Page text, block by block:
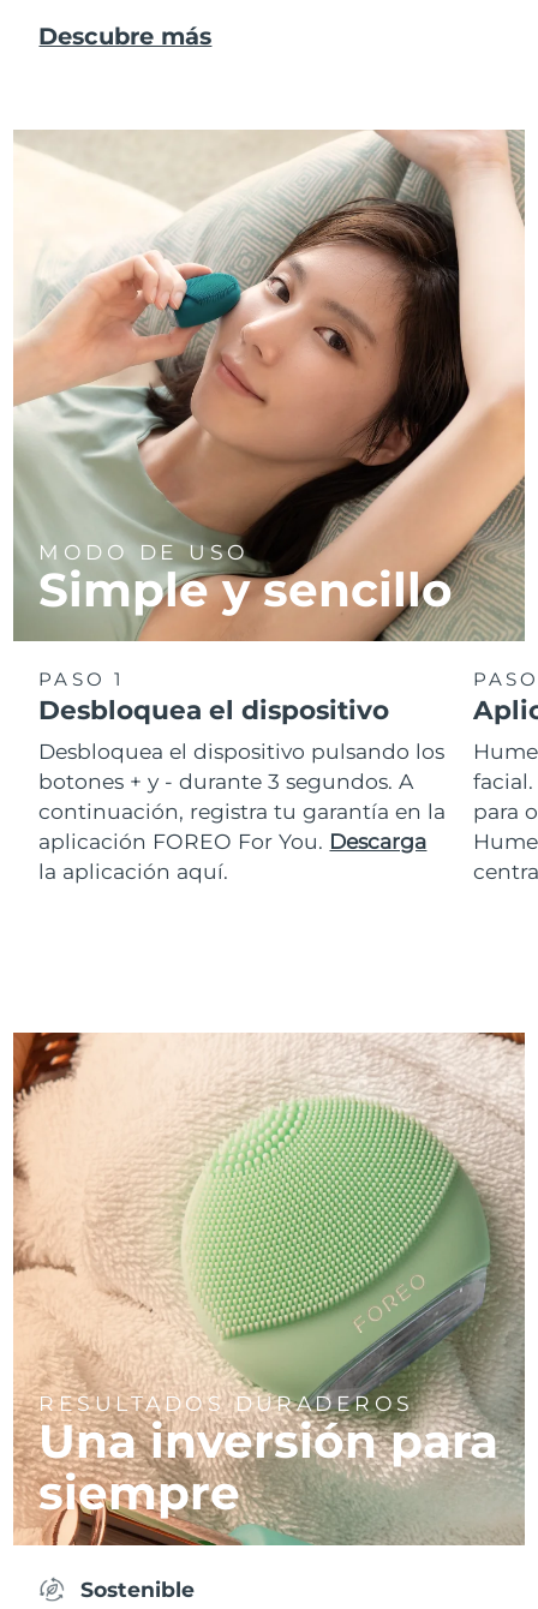
Descubre más
MODO DE USO
Simple y sencillo
PASO 1
Desbloquea el dispositivo
Desbloquea el dispositivo pulsando los
botones + y - durante 3 segundos. A
continuación, registra tu garantía en la
aplicación FOREO For You. Descarga
la aplicación aquí.
facial.
para
RESULTADOS DURADEROS
Una inversión para
siempre
Sostenible